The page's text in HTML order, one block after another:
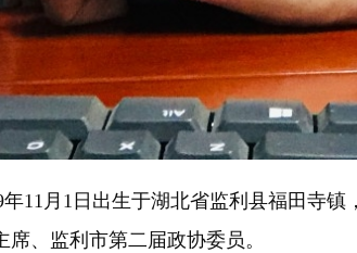
月1日出生于湖北省监利县福田寺镇
席、监利市第二届政协委员。